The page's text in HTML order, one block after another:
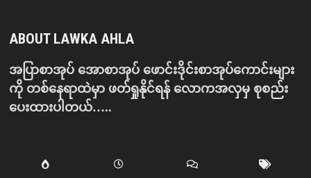
ABOUT LAWKA AHLA
အပြာစာအုပ် အောစာအုပ် ဖောင်းဒိုင်းစာအုပ်ကောင်းများ
ကို တစ်နေရာထဲမှာ ဖတ်ရှုနိုင်ရန် လောကအလှမှ စုစည်း
ပေးထားပါတယ်…..